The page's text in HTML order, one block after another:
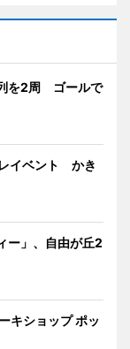
を2周 ゴールで
イベント かき
ー」、自由が丘2
キショップ ポッ